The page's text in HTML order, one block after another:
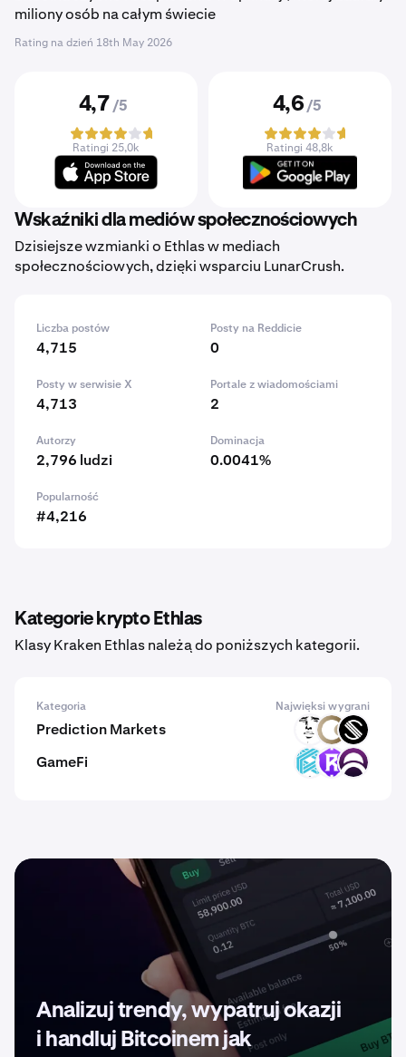
miliony osób na całym świecie
Rating na dzień 18th May 2026
4,7 /5
Ratingi 25,0k
4,6 /5
Ratingi 48,8k
Wskaźniki dla mediów społecznościowych
Dzisiejsze wzmianki o Ethlas w mediach
społecznościowych, dzięki wsparciu LunarCrush.
Liczba postów
4,715
Posty na Reddicie
0
Posty w serwisie X
4,713
Portale z wiadomościami
2
Autorzy
2,796 ludzi
Dominacja
0.0041%
Popularność
#4,216
Kategorie krypto Ethlas
Klasy Kraken Ethlas należą do poniższych kategorii.
Kategoria Najwięksi wygrani
Prediction Markets PUB CAST SPACE
GameFi LUX RST DAR
Analizuj trendy, wypatruj okazji
i handluj Bitcoinem jak